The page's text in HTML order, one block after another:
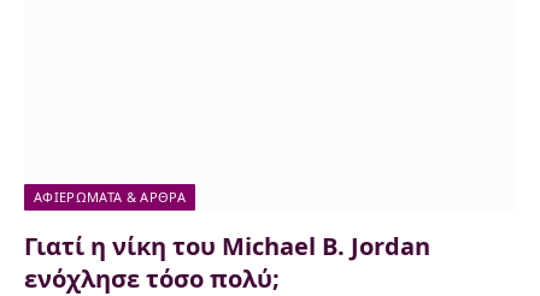
ΑΦΙΕΡΏΜΑΤΑ & ΆΡΘΡΑ
Γιατί η νίκη του Michael B. Jordan
ενόχλησε τόσο πολύ;